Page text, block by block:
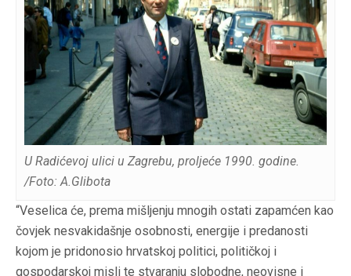
U Radićevoj ulici u Zagrebu, proljeće 1990. godine.
/Foto: A.Glibota
“Veselica će, prema mišljenju mnogih ostati zapamćen kao
čovjek nesvakidašnje osobnosti, energije i predanosti
kojom je pridonosio hrvatskoj politici, političkoj i
gospodarskoj misli te stvaranju slobodne, neovisne i